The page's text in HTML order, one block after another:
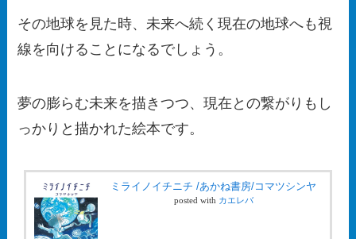
その地球を見た時、未来へ続く現在の地球へも視
線を向けることになるでしょう。
夢の膨らむ未来を描きつつ、現在との繋がりもし
っかりと描かれた絵本です。
ミライノイチニチ /あかね書房/コマツシンヤ
posted with カエレバ